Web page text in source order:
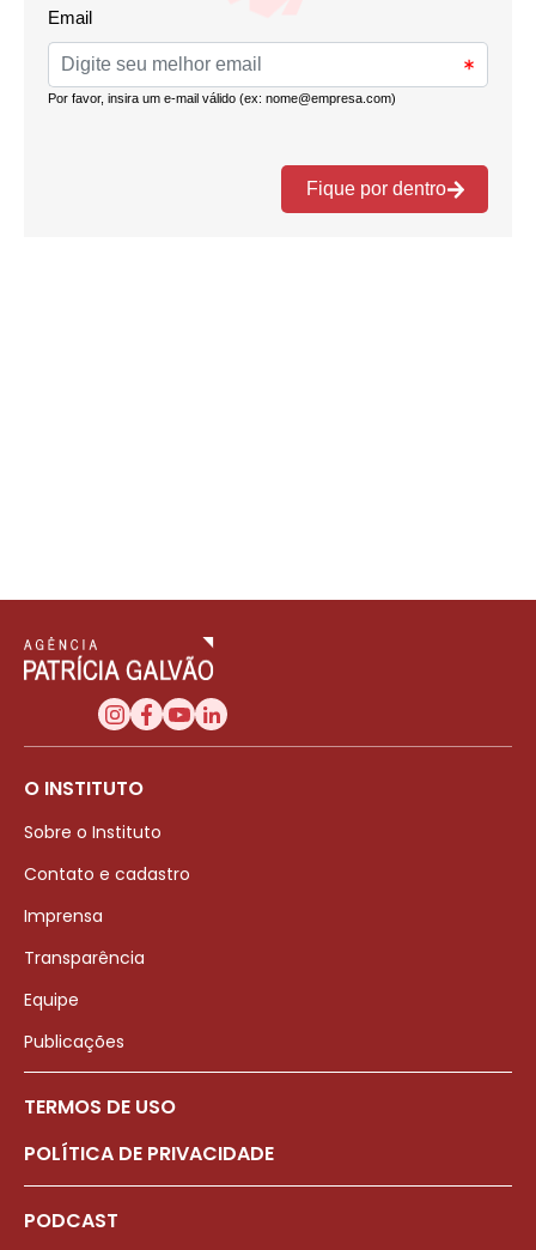
O INSTITUTO
Sobre o Instituto
Contato e cadastro
Imprensa
Transparência
Equipe
Publicações
TERMOS DE USO
POLÍTICA DE PRIVACIDADE
PODCAST